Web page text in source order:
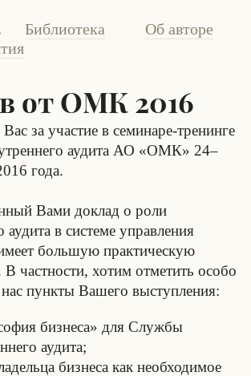
Библиотека
Об авторе
от ОМК 2016
за участие в семинаре-тренинге
аудита АО «ОМК» 24–
года.
Вами доклад о роли
аудита в системе управления
большую практическую
В частности, хотим отметить особо
пункты Вашего выступления:
бизнеса» для Службы
аудита;
бизнеса как необходимое